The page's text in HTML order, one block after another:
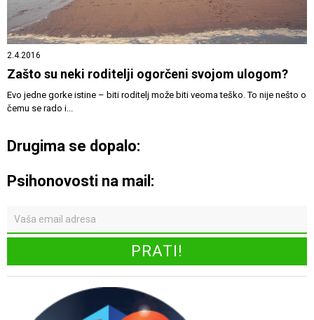
2.4.2016
Zašto su neki roditelji ogorčeni svojom ulogom?
Evo jedne gorke istine – biti roditelj može biti veoma teško. To nije nešto o
čemu se rado i...
Drugima se dopalo:
Psihonovosti na mail: